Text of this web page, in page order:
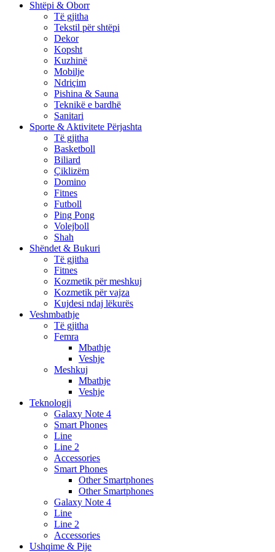
Shtëpi & Oborr
Të gjitha
Tekstil për shtëpi
Dekor
Kopsht
Kuzhinë
Mobilje
Ndriçim
Pishina & Sauna
Teknikë e bardhë
Sanitari
Sporte & Aktivitete Përjashta
Të gjitha
Basketboll
Biliard
Çiklizëm
Domino
Fitnes
Futboll
Ping Pong
Volejboll
Shah
Shëndet & Bukuri
Të gjitha
Fitnes
Kozmetik për meshkuj
Kozmetik për vajza
Kujdesi ndaj lëkurës
Veshmbathje
Të gjitha
Femra
Mbathje
Veshje
Meshkuj
Mbathje
Veshje
Teknologji
Galaxy Note 4
Smart Phones
Line
Line 2
Accessories
Smart Phones
Other Smartphones
Other Smartphones
Galaxy Note 4
Line
Line 2
Accessories
Ushqime & Pije